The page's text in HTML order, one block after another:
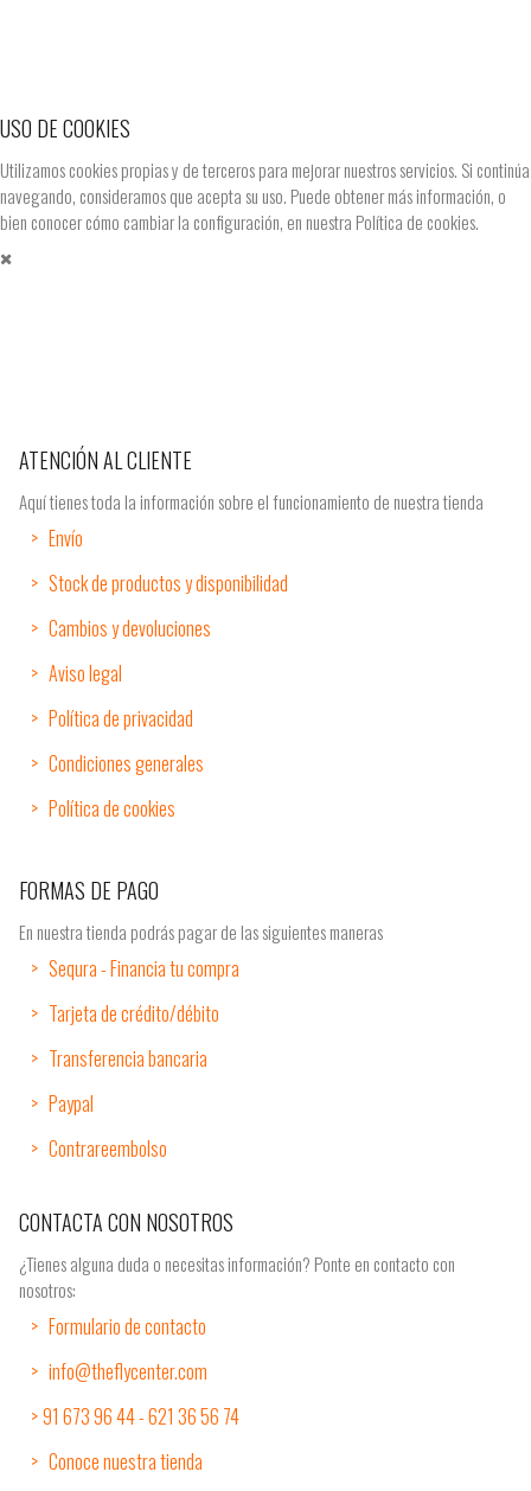
USO DE COOKIES
Utilizamos cookies propias y de terceros para mejorar nuestros servicios. Si continúa
navegando, consideramos que acepta su uso. Puede obtener más información, o
bien conocer cómo cambiar la configuración, en nuestra Política de cookies.
ATENCIÓN AL CLIENTE
Aquí tienes toda la información sobre el funcionamiento de nuestra tienda
Envío
Stock de productos y disponibilidad
Cambios y devoluciones
Aviso legal
Política de privacidad
Condiciones generales
Política de cookies
FORMAS DE PAGO
En nuestra tienda podrás pagar de las siguientes maneras
Sequra - Financia tu compra
Tarjeta de crédito/débito
Transferencia bancaria
Paypal
Contrareembolso
CONTACTA CON NOSOTROS
¿Tienes alguna duda o necesitas información? Ponte en contacto con
nosotros:
Formulario de contacto
info@theflycenter.com
91 673 96 44 - 621 36 56 74
Conoce nuestra tienda